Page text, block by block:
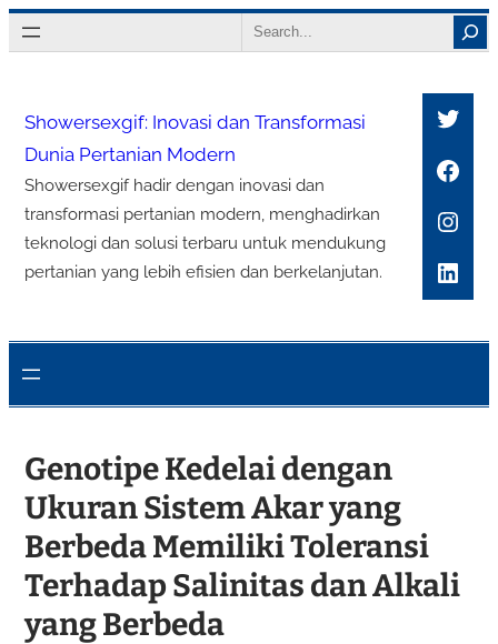
Lewati
ke
Search
Showersexgif: Inovasi dan Transformasi
Dunia Pertanian Modern
Showersexgif hadir dengan inovasi dan
transformasi pertanian modern, menghadirkan
teknologi dan solusi terbaru untuk mendukung
pertanian yang lebih efisien dan berkelanjutan.
Genotipe Kedelai dengan
Ukuran Sistem Akar yang
Berbeda Memiliki Toleransi
Terhadap Salinitas dan Alkali
yang Berbeda